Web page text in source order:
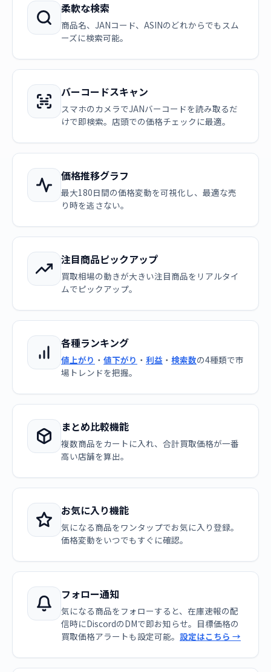
柔軟な検索
商品名、JANコード、ASINのどれからでもスム
ーズに検索可能。
バーコードスキャン
スマホのカメラでJANバーコードを読み取るだ
けで即検索。店頭での価格チェックに最適。
価格推移グラフ
最大180日間の価格変動を可視化し、最適な売
り時を逃さない。
注目商品ピックアップ
買取相場の動きが大きい注目商品をリアルタイ
ムでピックアップ。
各種ランキング
値上がり ・ 値下がり ・ 利益 ・ 検索数の4種類で市
場トレンドを把握。
まとめ比較機能
複数商品をカートに入れ、合計買取価格が一番
高い店舗を算出。
お気に入り機能
気になる商品をワンタップでお気に入り登録。
価格変動をいつでもすぐに確認。
フォロー通知
気になる商品をフォローすると、在庫速報の配
信時にDiscordのDMで即お知らせ。目標価格の
買取価格アラートも設定可能。 設定はこちら →